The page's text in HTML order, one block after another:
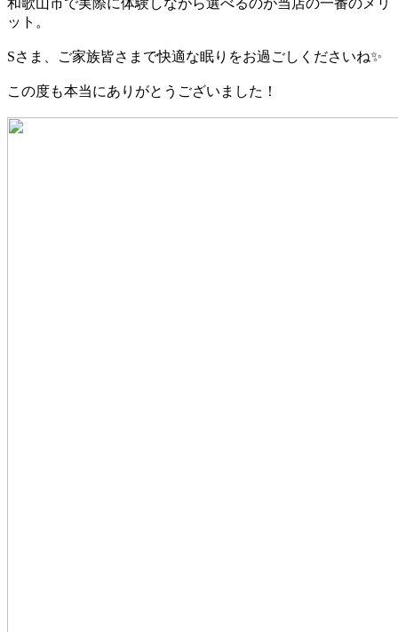
和歌山市で実際に体験しながら選べるのが当店の一番のメリ
ット。
Sさま、ご家族皆さまで快適な眠りをお過ごしくださいね✨
この度も本当にありがとうございました！